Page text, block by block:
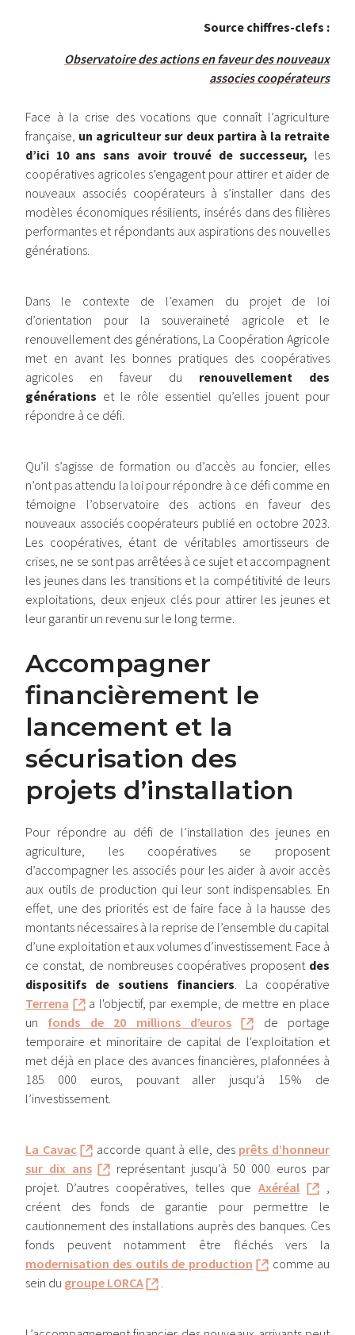
Source chiffres-clefs :
Observatoire des actions en faveur des nouveaux
associes coopérateurs
Face à la crise des vocations que connaît l’agriculture
française, un agriculteur sur deux partira à la retraite
d’ici 10 ans sans avoir trouvé de successeur, les
coopératives agricoles s’engagent pour attirer et aider de
nouveaux associés coopérateurs à s’installer dans des
modèles économiques résilients, insérés dans des filières
performantes et répondants aux aspirations des nouvelles
générations.
Dans le contexte de l’examen du projet de loi
d’orientation pour la souveraineté agricole et le
renouvellement des générations, La Coopération Agricole
met en avant les bonnes pratiques des coopératives
agricoles en faveur du renouvellement des
générations et le rôle essentiel qu’elles jouent pour
répondre à ce défi.
Qu’il s’agisse de formation ou d’accès au foncier, elles
n’ont pas attendu la loi pour répondre à ce défi comme en
témoigne l’observatoire des actions en faveur des
nouveaux associés coopérateurs publié en octobre 2023.
Les coopératives, étant de véritables amortisseurs de
crises, ne se sont pas arrêtées à ce sujet et accompagnent
les jeunes dans les transitions et la compétitivité de leurs
exploitations, deux enjeux clés pour attirer les jeunes et
leur garantir un revenu sur le long terme.
Accompagner
financièrement le
lancement et la
sécurisation des
projets d’installation
Pour répondre au défi de l’installation des jeunes en
agriculture, les coopératives se proposent
d’accompagner les associés pour les aider à avoir accès
aux outils de production qui leur sont indispensables. En
effet, une des priorités est de faire face à la hausse des
montants nécessaires à la reprise de l’ensemble du capital
d’une exploitation et aux volumes d’investissement. Face à
ce constat, de nombreuses coopératives proposent des
dispositifs de soutiens financiers . La coopérative
Terrena
a l'objectif, par exemple, de mettre en place
un fonds de 20 millions d’euros
de portage
temporaire et minoritaire de capital de l'exploitation et
met déjà en place des avances financières, plafonnées à
185 000 euros, pouvant aller jusqu’à 15% de
l’investissement.
La Cavac accorde quant à elle, des prêts d’honneur
sur dix ans
représentant jusqu’à 50 000 euros par
projet. D’autres coopératives, telles queAxéréal
créent des fonds de garantie pour permettre le
cautionnement des installations auprès des banques. Ces
fonds peuvent notamment être fléchés vers la
modernisation des outils de production
comme au
sein du groupe LORCA